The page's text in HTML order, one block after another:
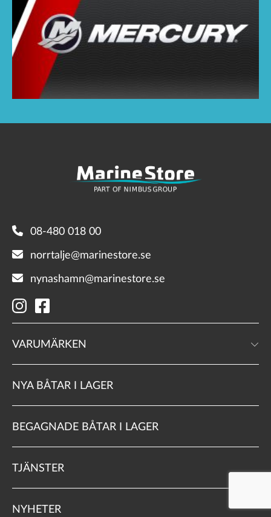
08-480 018 00
norrtalje@marinestore.se
nynashamn@marinestore.se
VARUMÄRKEN
NYA BÅTAR I LAGER
BEGAGNADE BÅTAR I LAGER
TJÄNSTER
NYHETER